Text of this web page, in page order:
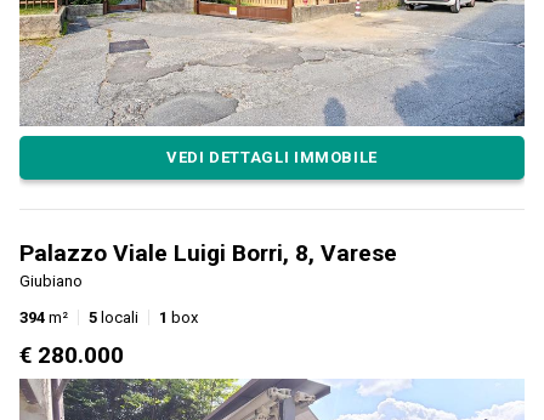
VEDI DETTAGLI IMMOBILE
Palazzo Viale Luigi Borri, 8, Varese
Giubiano
394 m² 5 locali 1 box
€ 280.000